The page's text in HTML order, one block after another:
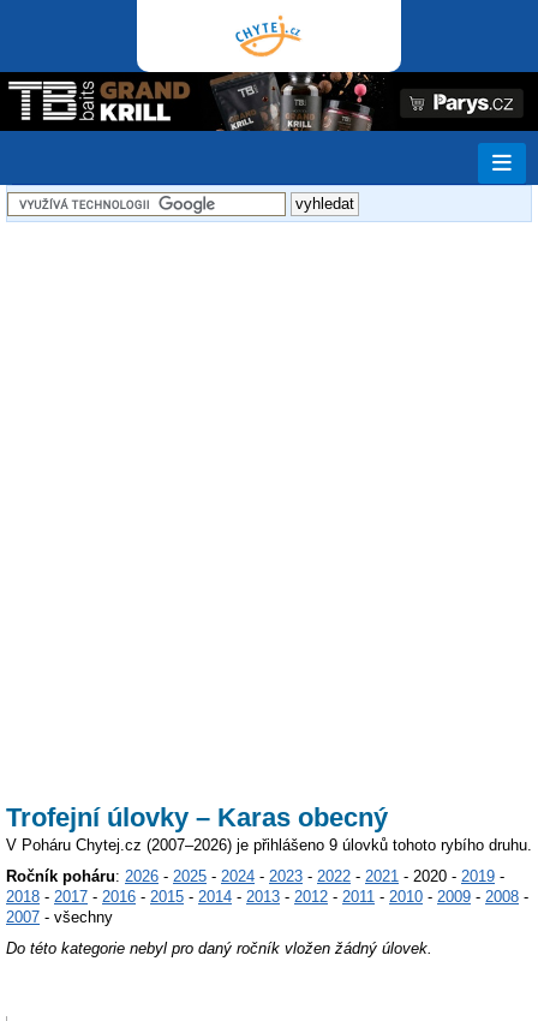
Trofejní úlovky – Karas obecný
V Poháru Chytej.cz (2007–2026) je přihlášeno 9 úlovků tohoto rybího druhu.
Ročník poháru: 2026 - 2025 - 2024 - 2023 - 2022 - 2021 - 2020 - 2019 -
2018 - 2017 - 2016 - 2015 - 2014 - 2013 - 2012 - 2011 - 2010 - 2009 - 2008 -
2007 - všechny
Do této kategorie nebyl pro daný ročník vložen žádný úlovek.